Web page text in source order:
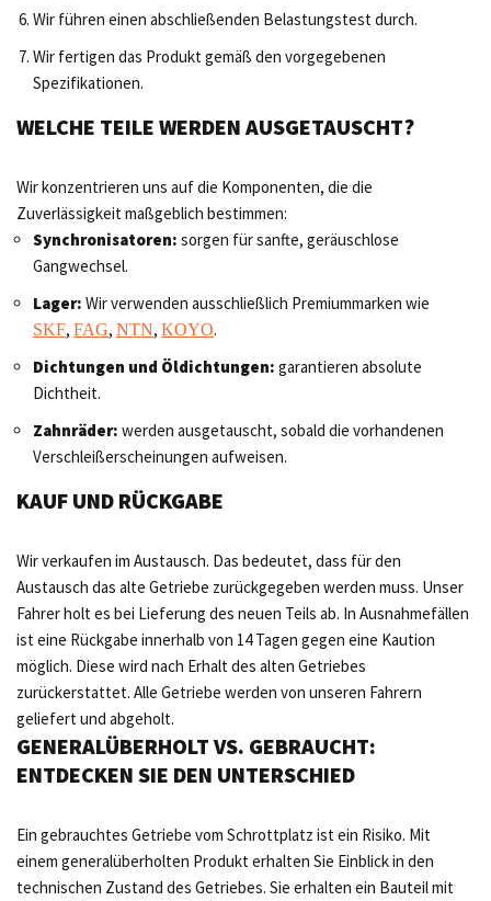
Wir führen einen abschließenden Belastungstest durch.
Wir fertigen das Produkt gemäß den vorgegebenen
Spezifikationen.
WELCHE TEILE WERDEN AUSGETAUSCHT?
Wir konzentrieren uns auf die Komponenten, die die
Zuverlässigkeit maßgeblich bestimmen:
Synchronisatoren: sorgen für sanfte, geräuschlose
Gangwechsel.
Lager: Wir verwenden ausschließlich Premiummarken wie
SKF, FAG, NTN, KOYO.
Dichtungen und Öldichtungen: garantieren absolute
Dichtheit.
Zahnräder: werden ausgetauscht, sobald die vorhandenen
Verschleißerscheinungen aufweisen.
KAUF UND RÜCKGABE
Wir verkaufen im Austausch. Das bedeutet, dass für den
Austausch das alte Getriebe zurückgegeben werden muss. Unser
Fahrer holt es bei Lieferung des neuen Teils ab. In Ausnahmefällen
ist eine Rückgabe innerhalb von 14 Tagen gegen eine Kaution
möglich. Diese wird nach Erhalt des alten Getriebes
zurückerstattet. Alle Getriebe werden von unseren Fahrern
geliefert und abgeholt.
GENERALÜBERHOLT VS. GEBRAUCHT:
ENTDECKEN SIE DEN UNTERSCHIED
Ein gebrauchtes Getriebe vom Schrottplatz ist ein Risiko. Mit
einem generalüberholten Produkt erhalten Sie Einblick in den
technischen Zustand des Getriebes. Sie erhalten ein Bauteil mit